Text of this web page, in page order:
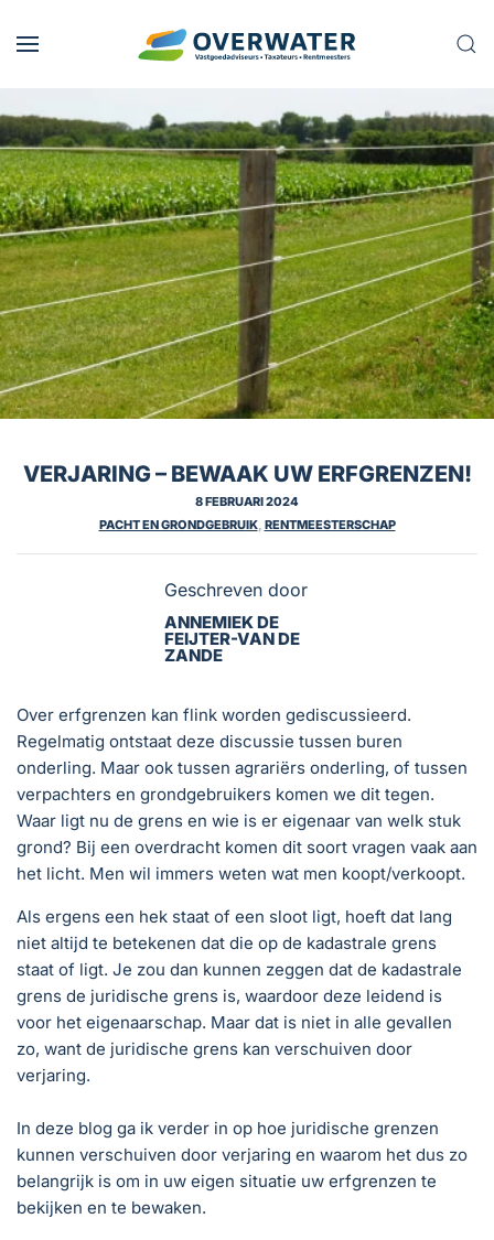
Skip to main content
VERJARING – BEWAAK UW ERFGRENZEN!
8 FEBRUARI 2024
PACHT EN GRONDGEBRUIK, RENTMEESTERSCHAP
Geschreven door
ANNEMIEK DE
FEIJTER-VAN DE
ZANDE
Over erfgrenzen kan flink worden gediscussieerd.
Regelmatig ontstaat deze discussie tussen buren
onderling. Maar ook tussen agrariërs onderling, of tussen
verpachters en grondgebruikers komen we dit tegen.
Waar ligt nu de grens en wie is er eigenaar van welk stuk
grond? Bij een overdracht komen dit soort vragen vaak aan
het licht. Men wil immers weten wat men koopt/verkoopt.
Als ergens een hek staat of een sloot ligt, hoeft dat lang
niet altijd te betekenen dat die op de kadastrale grens
staat of ligt. Je zou dan kunnen zeggen dat de kadastrale
grens de juridische grens is, waardoor deze leidend is
voor het eigenaarschap. Maar dat is niet in alle gevallen
zo, want de juridische grens kan verschuiven door
verjaring.
In deze blog ga ik verder in op hoe juridische grenzen
kunnen verschuiven door verjaring en waarom het dus zo
belangrijk is om in uw eigen situatie uw erfgrenzen te
bekijken en te bewaken.